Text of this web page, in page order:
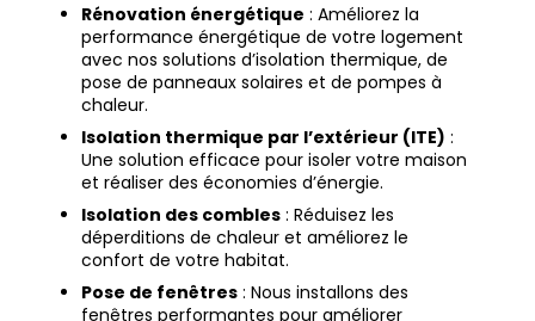
Rénovation énergétique : Améliorez la
performance énergétique de votre logement
avec nos solutions d’isolation thermique, de
pose de panneaux solaires et de pompes à
chaleur.
Isolation thermique par l’extérieur (ITE) :
Une solution efficace pour isoler votre maison
et réaliser des économies d’énergie.
Isolation des combles : Réduisez les
déperditions de chaleur et améliorez le
confort de votre habitat.
Pose de fenêtres : Nous installons des
fenêtres performantes pour améliorer